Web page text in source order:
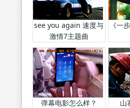
see you again 速度与
激情7主题曲
《一
弹幕电影怎么样？ 山